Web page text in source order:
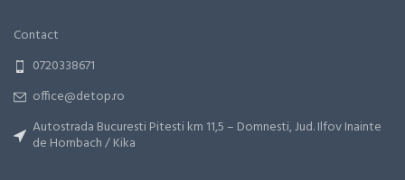
Contact
0720338671
office@detop.ro
Autostrada Bucuresti Pitesti km 11,5 – Domnesti, Jud. Ilfov Inainte
de Hornbach / Kika